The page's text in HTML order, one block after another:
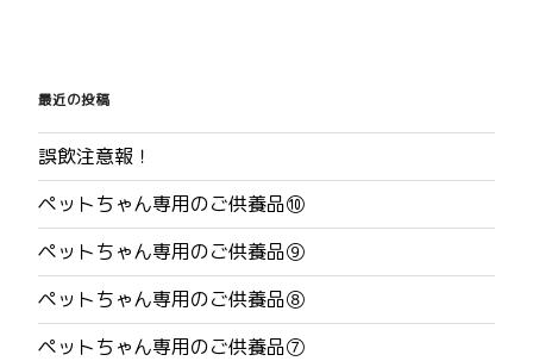
稿
ナ
ビ
ゲ
ー
シ
最近の投稿
誤飲注意報！
ペットちゃん専用のご供養品⑩
ペットちゃん専用のご供養品⑨
ペットちゃん専用のご供養品⑧
ペットちゃん専用のご供養品⑦